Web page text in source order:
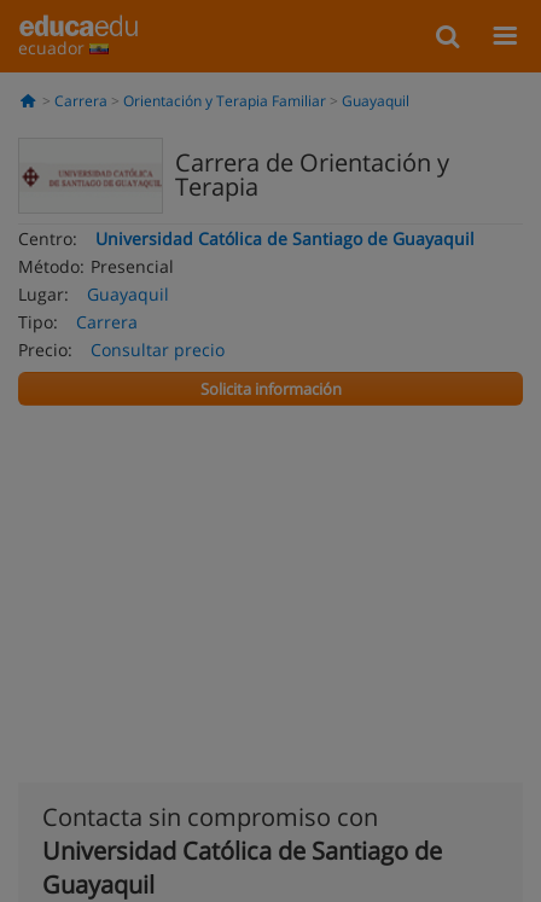
ecuador
Carrera Orientación y Terapia Familiar Guayaquil
Carrera de Orientación y
Terapia
Centro:
Universidad Católica de Santiago de Guayaquil
Método: Presencial
Lugar:
Guayaquil
Tipo:
Carrera
Precio:
Consultar precio
Solicita información
Contacta sin compromiso con
Universidad Católica de Santiago de
Guayaquil